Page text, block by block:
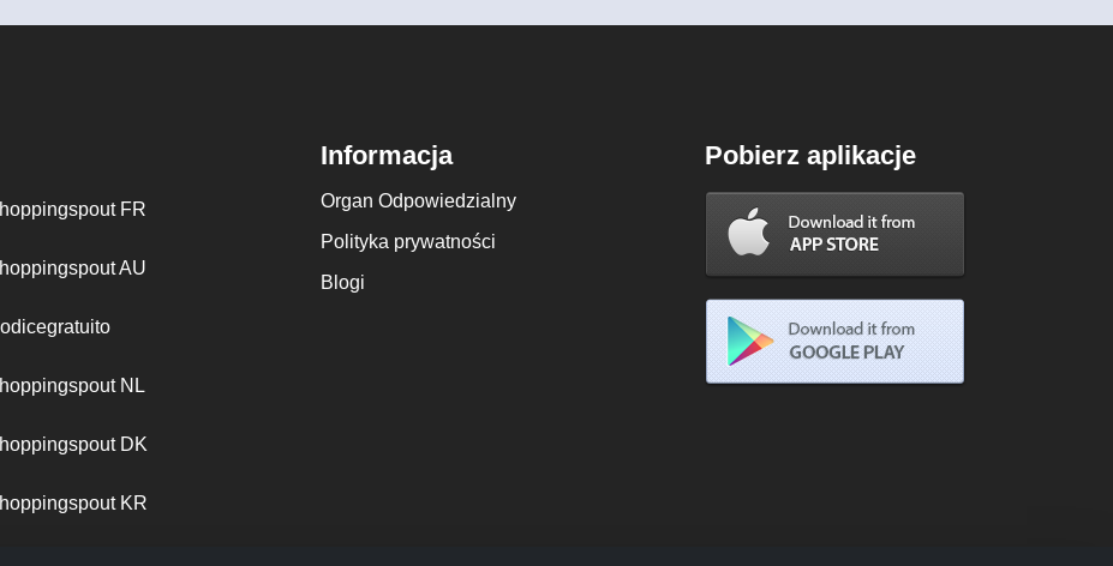
FR
AU
NL
DK
KR
Informacja
Organ Odpowiedzialny
Polityka prywatności
Blogi
Pobierz aplikacje